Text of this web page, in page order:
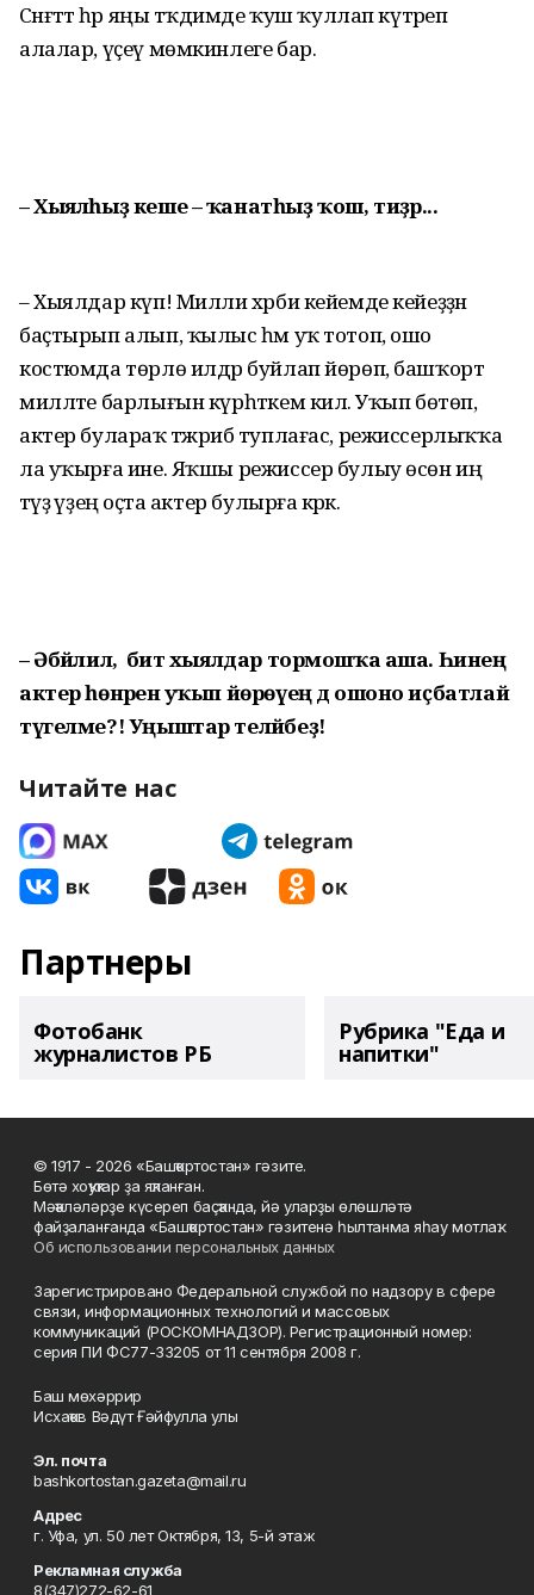
Сәнғәттә һәр яңы тәҡдимде ҡуш ҡуллап күтәреп
алалар, үҫеү мөмкинлеге бар.
– Хыялһыҙ кеше – ҡанатһыҙ ҡош, тиҙәр...
– Хыялдар күп! Милли хәрби кейемде кейеҙҙән
баҫтырып алып, ҡылыс һәм уҡ тотоп, ошо
костюмда төрлө илдәр буйлап йөрөп, башҡорт
милләте барлығын күрһәткем килә. Уҡып бөтөп,
актер булараҡ тәжрибә туплағас, режиссер­лыҡҡа
ла уҡырға ине. Яҡшы режиссер булыу өсөн иң
тәүҙә үҙеңә оҫта актер булырға кәрәк.
– Әбйәлил, ә бит хыялдар тормошҡа аша. Һинең
актер һөнәренә уҡып йөрөүең дә ошоно иҫбатлай
түгелме?! Уңыштар теләйбеҙ!
Читайте нас
Партнеры
Фотобанк
журналистов РБ
Рубрика "Еда и
напитки"
© 1917 - 2026 «Башҡортостан» гәзите.
Бөтә хоҡуҡтар ҙа яҡланған.
Мәҡәләләрҙе күсереп баҫҡанда, йә уларҙы өлөшләтә
файҙаланғанда «Башҡортостан» гәзитенә һылтанма яһау мотлаҡ.
Об использовании персональных данных
Зарегистрировано Федеральной службой по надзору в сфере
связи, информационных технологий и массовых
коммуникаций (РОСКОМНАДЗОР). Регистрационный номер:
серия ПИ ФС77-33205 от 11 сентября 2008 г.
Баш мөхәррир
Исхаҡов Вәдүт Ғәйфулла улы
Эл. почта
bashkortostan.gazeta@mail.ru
Адрес
г. Уфа, ул. 50 лет Октября, 13, 5-й этаж
Рекламная служба
8(347)272-62-61